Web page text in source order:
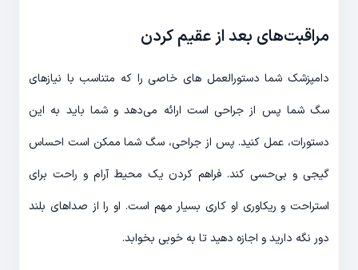
مراقبت‌های بعد از عقیم کردن
دامپزشک شما دستورالعمل های خاصی را که متناسب با نیازهای
سگ شما پس از جراحی است ارائه می‌دهد و شما باید به این
دستورات، عمل کنید. پس از جراحی، سگ شما ممکن است احساس
گیجی و بی‌حسی کند. فراهم کردن یک محیط آرام و راحت برای
استراحت و ریکاوری او کاری بسیار مهم است. او را از صداهای بلند
دور نگه دارید و اجازه دهید تا به خوبی بخوابد.